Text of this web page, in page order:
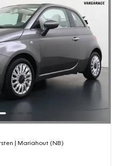
| Mariahout (NB)